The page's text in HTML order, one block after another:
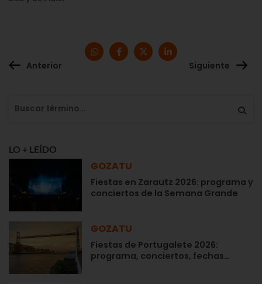
Anterior Siguiente
LO + LEÍDO
GOZATU
Fiestas en Zarautz 2026: programa y
conciertos de la Semana Grande
GOZATU
Fiestas de Portugalete 2026:
programa, conciertos, fechas…